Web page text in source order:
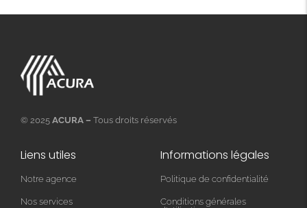
© 2025 ACURA – Tous droits réservés
Liens utiles
Notre agence
Nos services
Informations légales
Politique de confidentialité
Conditions générales